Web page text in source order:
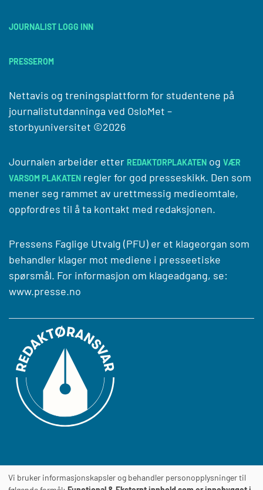
JOURNALIST LOGG INN
PRESSEROM
Nettavis og treningsplattform for studentene på
journalistutdanninga ved OsloMet –
storbyuniversitet ©2026
Journalen arbeider etter REDAKTØRPLAKATEN og VÆR
VARSOM PLAKATEN regler for god presseskikk. Den som
mener seg rammet av urettmessig medieomtale,
oppfordres til å ta kontakt med redaksjonen.
Pressens Faglige Utvalg (PFU) er et klageorgan som
behandler klager mot mediene i presseetiske
spørsmål. For informasjon om klageadgang, se:
www.presse.no
JournalensTILGJENGELIGHETSERKLÆRING
Vi bruker informasjonskapsler og behandler personopplysninger til